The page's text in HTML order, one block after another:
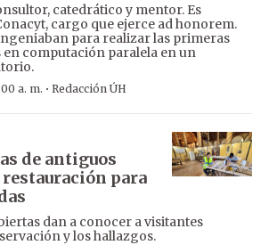
catedrático y mentor. Es
cargo que ejerce ad honorem.
para realizar las primeras
computación paralela en un
a. m. · Redacción ÚH
de antiguos
para
dan a conocer a visitantes
y los hallazgos.